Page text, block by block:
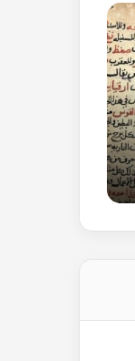
كلمات
بها
همزة
متطرفة
على
الواو